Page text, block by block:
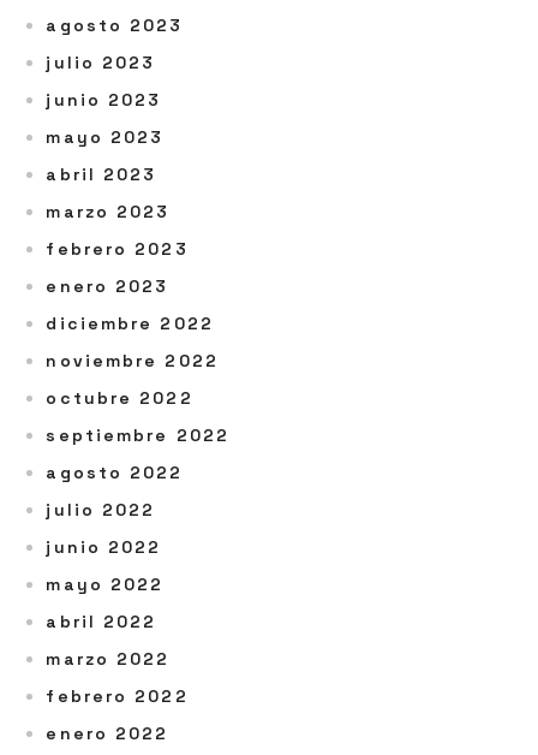
agosto 2023
julio 2023
junio 2023
mayo 2023
abril 2023
marzo 2023
febrero 2023
enero 2023
diciembre 2022
noviembre 2022
octubre 2022
septiembre 2022
agosto 2022
julio 2022
junio 2022
mayo 2022
abril 2022
marzo 2022
febrero 2022
enero 2022